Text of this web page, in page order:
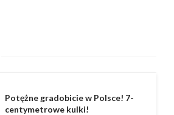
Potężne gradobicie w Polsce! 7-
centymetrowe kulki!